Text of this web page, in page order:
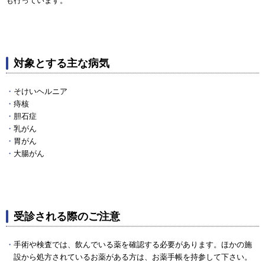
対象とする主な病気
そけいヘルニア
痔核
胆石症
乳がん
胃がん
大腸がん
受診される際のご注意
手術や検査では、飲んでいる薬を確認する必要があります。ほかの施
設から処方されているお薬がある方は、お薬手帳を持参して下さい。